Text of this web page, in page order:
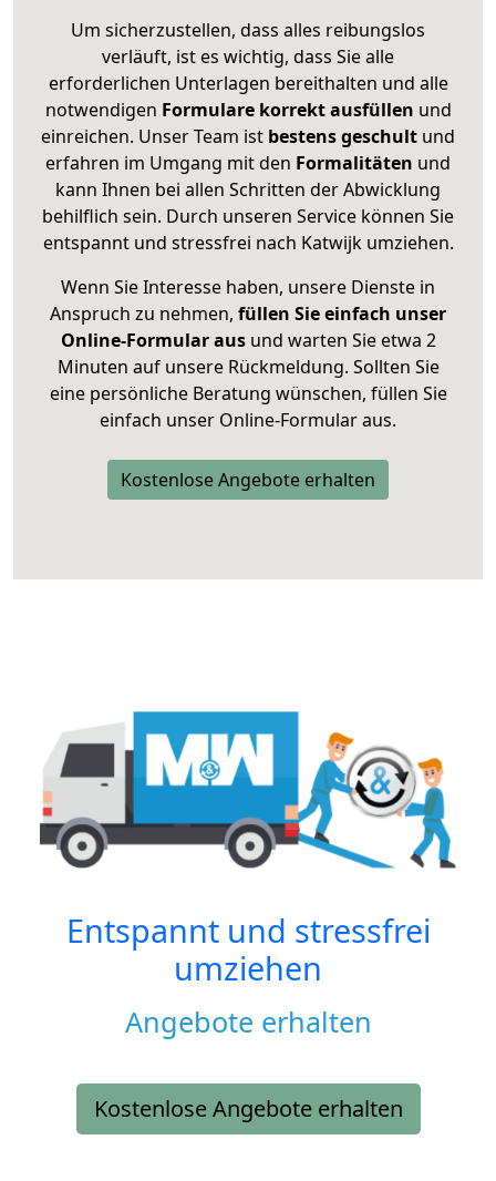
Um sicherzustellen, dass alles reibungslos
verläuft, ist es wichtig, dass Sie alle
erforderlichen Unterlagen bereithalten und alle
notwendigen Formulare korrekt ausfüllen und
einreichen. Unser Team ist bestens geschult und
erfahren im Umgang mit den Formalitäten und
kann Ihnen bei allen Schritten der Abwicklung
behilflich sein. Durch unseren Service können Sie
entspannt und stressfrei nach Katwijk umziehen.
Wenn Sie Interesse haben, unsere Dienste in
Anspruch zu nehmen, füllen Sie einfach unser
Online-Formular ausund warten Sie etwa 2
Minuten auf unsere Rückmeldung. Sollten Sie
eine persönliche Beratung wünschen, füllen Sie
einfach unser Online-Formular aus.
Kostenlose Angebote erhalten
Entspannt und stressfrei
umziehen
Angebote erhalten
Kostenlose Angebote erhalten